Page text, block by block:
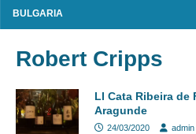
BULGARIA
Robert Cripps
LI Cata Ribeira
Aragunde
24/03/2020 admin